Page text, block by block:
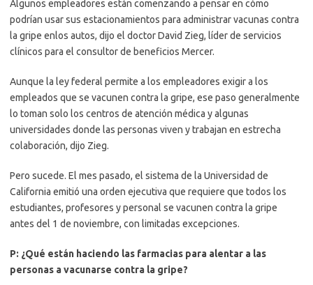
Algunos empleadores están comenzando a pensar en cómo
podrían usar sus estacionamientos para administrar vacunas contra
la gripe enlos autos, dijo el doctor David Zieg, líder de servicios
clínicos para el consultor de beneficios Mercer.
Aunque la ley federal permite a los empleadores exigir a los
empleados que se vacunen contra la gripe, ese paso generalmente
lo toman solo los centros de atención médica y algunas
universidades donde las personas viven y trabajan en estrecha
colaboración, dijo Zieg.
Pero sucede. El mes pasado, el sistema de la Universidad de
California emitió una orden ejecutiva que requiere que todos los
estudiantes, profesores y personal se vacunen contra la gripe
antes del 1 de noviembre, con limitadas excepciones.
P: ¿Qué están haciendo las farmacias para alentar a las
personas a vacunarse contra la gripe?